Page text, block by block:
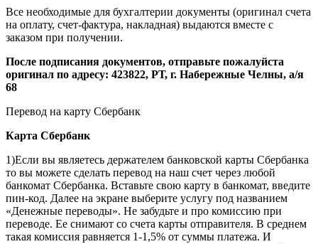
Все необходимые для бухгалтерии документы (оригинал счета
на оплату, счет-фактура, накладная) выдаются вместе с
заказом при получении.
После подписания документов, отправьте пожалуйста
оригинал по адресу: 423822, РТ, г. Набережные Челны, а/я
68
Перевод на карту Сбербанк
Карта Сбербанк
1)Если вы являетесь держателем банковской карты Сбербанка
то вы можете сделать перевод на наш счет через любой
банкомат Сбербанка. Вставьте свою карту в банкомат, введите
пин-код. Далее на экране выберите услугу под названием
«Денежные переводы». Не забудьте и про комиссию при
переводе. Ее снимают со счета карты отправителя. В среднем
такая комиссия равняется 1-1,5% от суммы платежа. И